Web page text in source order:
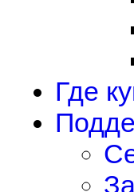
Где